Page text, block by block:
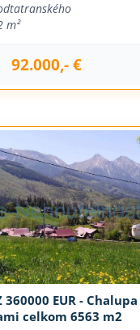
m²
92.000,- €
360000 EUR -
celkom 6563 m2